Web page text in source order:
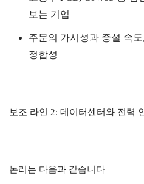
보는 기업
주문의 가시성과 증설 속
정합성
보조 라인 2: 데이터센터와 전력
논리는 다음과 같습니다